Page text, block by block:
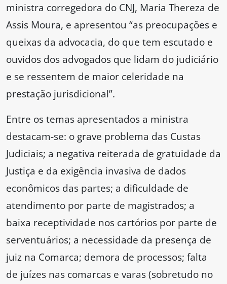
ministra corregedora do CNJ, Maria Thereza de
Assis Moura, e apresentou “as preocupações e
queixas da advocacia, do que tem escutado e
ouvidos dos advogados que lidam do judiciário
e se ressentem de maior celeridade na
prestação jurisdicional”.
Entre os temas apresentados a ministra
destacam-se: o grave problema das Custas
Judiciais; a negativa reiterada de gratuidade da
Justiça e da exigência invasiva de dados
econômicos das partes; a dificuldade de
atendimento por parte de magistrados; a
baixa receptividade nos cartórios por parte de
serventuários; a necessidade da presença de
juiz na Comarca; demora de processos; falta
de juízes nas comarcas e varas (sobretudo no